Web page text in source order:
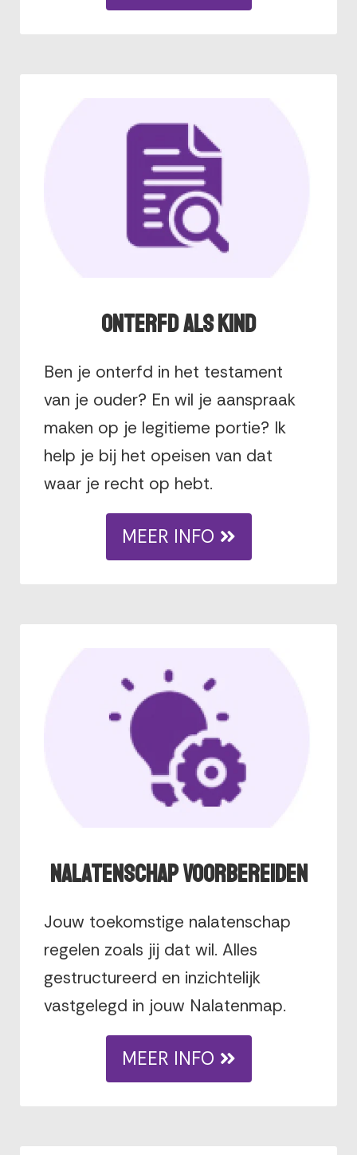
Onterfd als kind
Ben je onterfd in het testament
van je ouder? En wil je aanspraak
maken op je legitieme portie? Ik
help je bij het opeisen van dat
waar je recht op hebt.
MEER INFO
Nalatenschap voorbereiden
Jouw toekomstige nalatenschap
regelen zoals jij dat wil. Alles
gestructureerd en inzichtelijk
vastgelegd in jouw Nalatenmap.
MEER INFO